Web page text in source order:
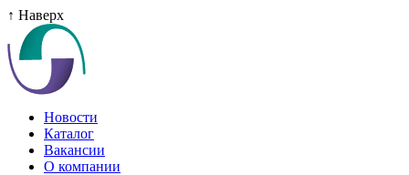
↑ Наверх
Новости
Каталог
Вакансии
О компании